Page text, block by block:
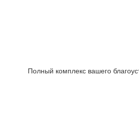
Полный комплекс вашего